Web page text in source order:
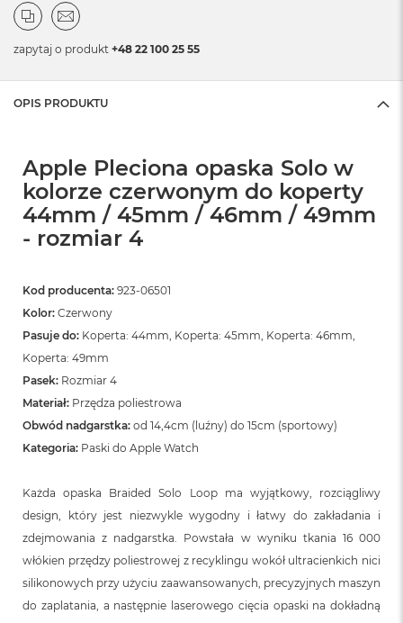
zapytaj o produkt +48 22 100 25 55
OPIS PRODUKTU
Apple Pleciona opaska Solo w
kolorze czerwonym do koperty
44mm / 45mm / 46mm / 49mm
- rozmiar 4
Kod producenta: 923-06501
Kolor: Czerwony
Pasuje do: Koperta: 44mm, Koperta: 45mm, Koperta: 46mm,
Koperta: 49mm
Pasek: Rozmiar 4
Materiał: Przędza poliestrowa
Obwód nadgarstka: od 14,4cm (luźny) do 15cm (sportowy)
Kategoria: Paski do Apple Watch
Każda opaska Braided Solo Loop ma wyjątkowy, rozciągliwy
design, który jest niezwykle wygodny i łatwy do zakładania i
zdejmowania z nadgarstka. Powstała w wyniku tkania 16 000
włókien przędzy poliestrowej z recyklingu wokół ultracienkich nici
silikonowych przy użyciu zaawansowanych, precyzyjnych maszyn
do zaplatania, a następnie laserowego cięcia opaski na dokładną